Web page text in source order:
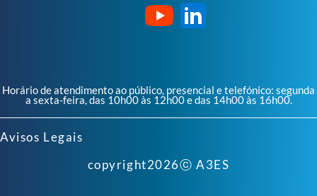
Horário de atendimento ao público, presencial e telefónico: segunda
a sexta-feira, das 10h00 às 12h00 e das 14h00 às 16h00.
Avisos Legais
copyright2026ⓒ A3ES